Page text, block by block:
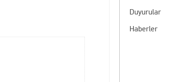
Duyurular
Haberler